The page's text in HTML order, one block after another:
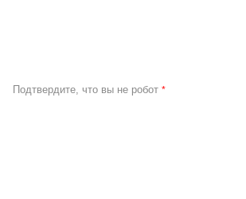
Подтвердите, что вы не робот *